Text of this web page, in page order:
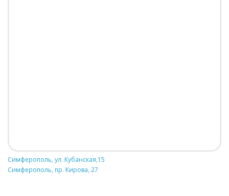
Симферополь, ул. Кубанская,15
Симферополь, пр. Кирова, 27